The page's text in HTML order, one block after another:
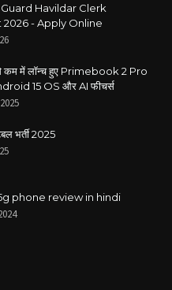
Havildar Clerk
- Apply Online
में लॉन्च हुए Primebook 2 Pro
15 OS और AI फीचर्स
भर्ती 2025
phone review in hindi